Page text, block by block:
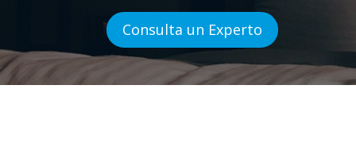
Consulta un Experto